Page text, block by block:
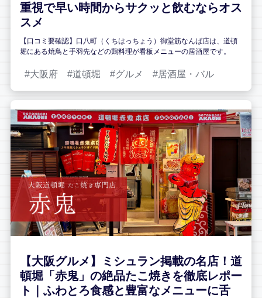
重視で早い時間からサクッと飲むならオス
スメ
【口コミ要確認】口八町（くちはっちょう）御堂筋なんば店は、道頓
堀にある焼鳥と手羽先などの鶏料理が看板メニューの居酒屋です。
大阪府 道頓堀 グルメ 居酒屋・バル
【大阪グルメ】ミシュラン掲載の名店！道
頓堀「赤鬼」の絶品たこ焼きを徹底レポー
ト｜ふわとろ食感と豊富なメニューに舌